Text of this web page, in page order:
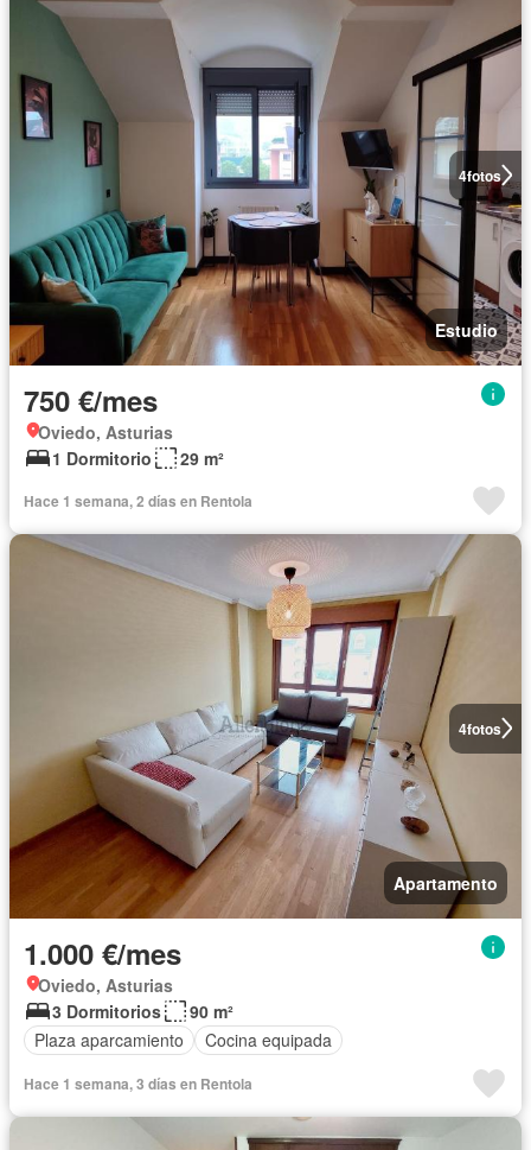
4fotos
Estudio
750 €/mes
Oviedo, Asturias
1 Dormitorio
29 m²
Hace 1 semana, 2 días en Rentola
4fotos
Apartamento
1.000 €/mes
Oviedo, Asturias
3 Dormitorios
90 m²
Plaza aparcamiento
Cocina equipada
Hace 1 semana, 3 días en Rentola